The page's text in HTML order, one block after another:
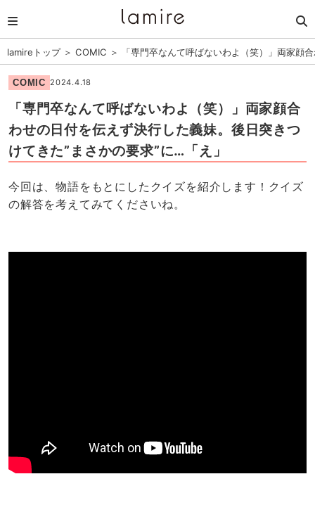
lamireトップ＞ COMIC ＞ 「専門卒なんて呼ばないわよ（笑）」両家顔
COMIC 2024.4.18
「専門卒なんて呼ばないわよ（笑）」両家顔合
わせの日付を伝えず決行した義妹。後日突きつ
けてきた”まさかの要求”に…「え」
今回は、物語をもとにしたクイズを紹介します！クイズ
の解答を考えてみてくださいね。